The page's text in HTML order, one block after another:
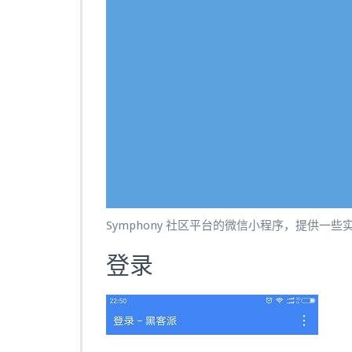
Symphony 社区平台的微信小程序，提供一些
登录